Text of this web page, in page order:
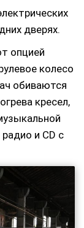
дверях.
опцией
колесо
обиваются
кресел,
и CD с